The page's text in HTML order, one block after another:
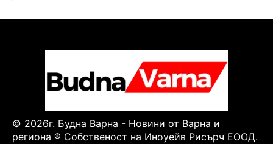
© 2026г. Будна Варна - Новини от Варна и
региона ® Собственост на Иноуейв Рисърч ЕООД.